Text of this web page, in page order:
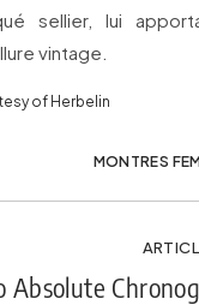
sellier, lui
vintage.
of Herbelin
MONTRES